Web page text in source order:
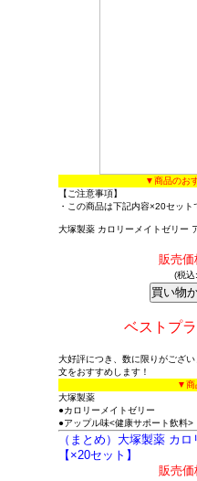
▼商品のお
【ご注意事項】
・この商品は下記内容×20セット
大塚製薬 カロリーメイトゼリー
販売価
(税
ベストプ
大好評につき、数に限りがござ
文をおすすめします！
▼商
大塚製薬
●カロリーメイトゼリー
●アップル味<健康サポート飲料>
（まとめ）大塚製薬 カ
【×20セット】
販売価